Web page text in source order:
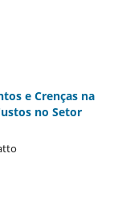
e Crenças na
no Setor